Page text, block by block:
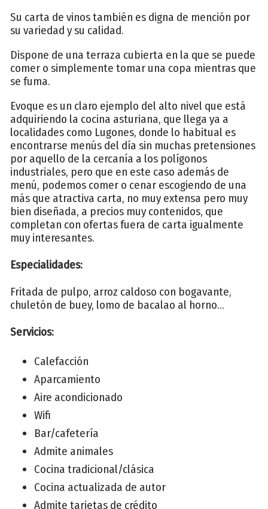
Su carta de vinos también es digna de mención por
su variedad y su calidad.
Dispone de una terraza cubierta en la que se puede
comer o simplemente tomar una copa mientras que
se fuma.
Evoque es un claro ejemplo del alto nivel que está
adquiriendo la cocina asturiana, que llega ya a
localidades como Lugones, donde lo habitual es
encontrarse menús del día sin muchas pretensiones
por aquello de la cercanía a los polígonos
industriales, pero que en este caso además de
menú, podemos comer o cenar escogiendo de una
más que atractiva carta, no muy extensa pero muy
bien diseñada, a precios muy contenidos, que
completan con ofertas fuera de carta igualmente
muy interesantes.
Especialidades:
Fritada de pulpo, arroz caldoso con bogavante,
chuletón de buey, lomo de bacalao al horno...
Servicios:
Calefacción
Aparcamiento
Aire acondicionado
Wifi
Bar/cafetería
Admite animales
Cocina tradicional/clásica
Cocina actualizada de autor
Admite tarjetas de crédito